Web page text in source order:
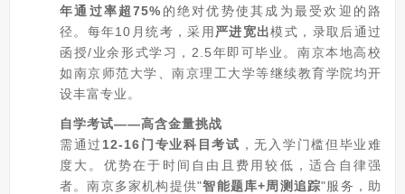
年通过率超75% 的绝对优势使其成为最受欢迎的路
径。每年10月统考，采用 严进宽出模式，录取后通过
函授/业余形式学习，2.5年即可毕业。南京本地高校
如南京师范大学、南京理工大学等继续教育学院均开
设丰富专业。
自学考试——高含金量挑战
需通过 12-16门专业科目考试 ，无入学门槛但毕业难
度大。优势在于时间自由且费用较低，适合自律强
者。南京多家机构提供"智能题库+周测追踪"服务，助